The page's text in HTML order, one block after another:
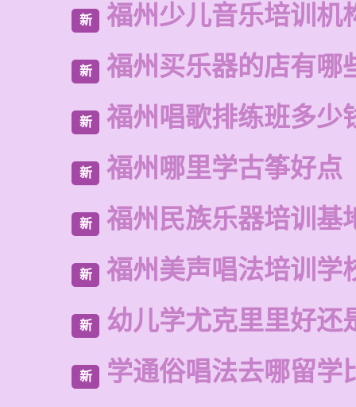
新 福州少儿音乐培训机
新 福州买乐器的店有哪
新 福州唱歌排练班多少
新 福州哪里学古筝好点
新 福州民族乐器培训基
新 福州美声唱法培训学
新 幼儿学尤克里里好还
新 学通俗唱法去哪留学